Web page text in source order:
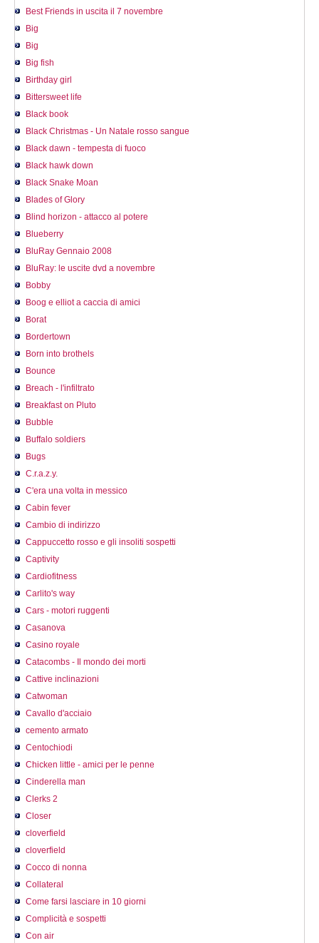
Best Friends in uscita il 7 novembre
Big
Big
Big fish
Birthday girl
Bittersweet life
Black book
Black Christmas - Un Natale rosso sangue
Black dawn - tempesta di fuoco
Black hawk down
Black Snake Moan
Blades of Glory
Blind horizon - attacco al potere
Blueberry
BluRay Gennaio 2008
BluRay: le uscite dvd a novembre
Bobby
Boog e elliot a caccia di amici
Borat
Bordertown
Born into brothels
Bounce
Breach - l'infiltrato
Breakfast on Pluto
Bubble
Buffalo soldiers
Bugs
C.r.a.z.y.
C'era una volta in messico
Cabin fever
Cambio di indirizzo
Cappuccetto rosso e gli insoliti sospetti
Captivity
Cardiofitness
Carlito's way
Cars - motori ruggenti
Casanova
Casino royale
Catacombs - Il mondo dei morti
Cattive inclinazioni
Catwoman
Cavallo d'acciaio
cemento armato
Centochiodi
Chicken little - amici per le penne
Cinderella man
Clerks 2
Closer
cloverfield
cloverfield
Cocco di nonna
Collateral
Come farsi lasciare in 10 giorni
Complicità e sospetti
Con air